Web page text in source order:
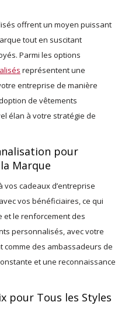
offrent un moyen puissant
tout en suscitant
Parmi les options
représentent une
entreprise de manière
de vêtements
élan à votre stratégie de
pour
Marque
vos cadeaux d’entreprise
vos bénéficiaires, ce qui
et le renforcement des
personnalisés, avec votre
comme des ambassadeurs de
et une reconnaissance
pour Tous les Styles